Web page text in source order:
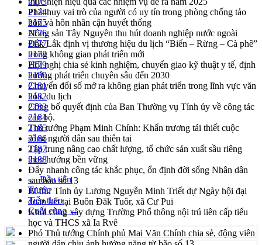
Phát huy vai trò của người có uy tín trong phòng chống tảo
hôn và hôn nhân cận huyết thống
Nông sản Tây Nguyên thu hút doanh nghiệp nước ngoài
Đắk Lắk định vị thương hiệu du lịch “Biển – Rừng – Cà phê”
trong không gian phát triển mới
Hội nghị chia sẻ kinh nghiệm, chuyển giao kỹ thuật y tế, định
hướng phát triển chuyên sâu đến 2030
Chuyển đổi số mở ra không gian phát triển trong lĩnh vực văn
hóa, du lịch
Công bố quyết định của Ban Thường vụ Tỉnh ủy về công tác
cán bộ.
Thủ tướng Phạm Minh Chính: Khẩn trương tái thiết cuộc
sống người dân sau thiên tai
Tập trung nâng cao chất lượng, tổ chức sản xuất sầu riêng
theo hướng bền vững
Đẩy nhanh công tác khắc phục, ổn định đời sống Nhân dân
sau bão số 13
Bí thư Tỉnh ủy Lương Nguyễn Minh Triết dự Ngày hội đại
đoàn kết tại Buôn Đăk Tuôr, xã Cư Pui
Khởi công xây dựng Trường Phổ thông nội trú liên cấp tiểu
học và THCS xã Ia Rvê
Phó Thủ tướng Chính phủ Mai Văn Chính chia sẻ, động viên
2174
2175
2176
2177
2178
2179
2180
2181
2182
2183
2184
2185
2186
2187
2188
← Đầu tiên
Trước
Tiếp theo
Cuối cùng →